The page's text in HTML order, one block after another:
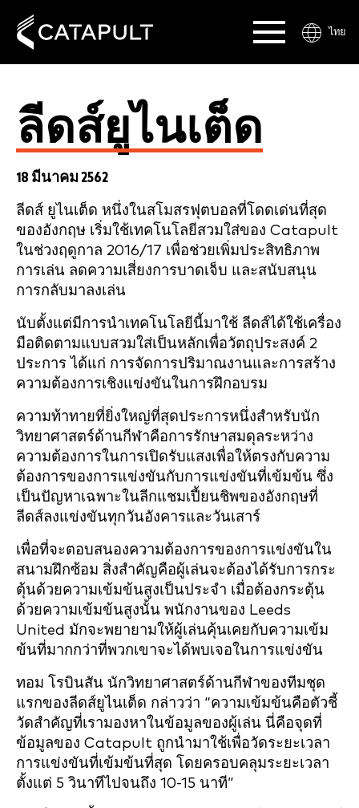
ไทย
ลีดส์ยูไนเต็ด
18 มีนาคม 2562
ลีดส์ ยูไนเต็ด หนึ่งในสโมสรฟุตบอลที่โดดเด่นที่สุด
ของอังกฤษ เริ่มใช้เทคโนโลยีสวมใส่ของ Catapult
ในช่วงฤดูกาล 2016/17 เพื่อช่วยเพิ่มประสิทธิภาพ
การเล่น ลดความเสี่ยงการบาดเจ็บ และสนับสนุน
การกลับมาลงเล่น
นับตั้งแต่มีการนำเทคโนโลยีนี้มาใช้ ลีดส์ได้ใช้เครื่อง
มือติดตามแบบสวมใส่เป็นหลักเพื่อวัตถุประสงค์ 2
ประการ ได้แก่ การจัดการปริมาณงานและการสร้าง
ความต้องการเชิงแข่งขันในการฝึกอบรม
ความท้าทายที่ยิ่งใหญ่ที่สุดประการหนึ่งสำหรับนัก
วิทยาศาสตร์ด้านกีฬาคือการรักษาสมดุลระหว่าง
ความต้องการในการเปิดรับแสงเพื่อให้ตรงกับความ
ต้องการของการแข่งขันกับการแข่งขันที่เข้มข้น ซึ่ง
เป็นปัญหาเฉพาะในลีกแชมเปี้ยนชิพของอังกฤษที่
ลีดส์ลงแข่งขันทุกวันอังคารและวันเสาร์
เพื่อที่จะตอบสนองความต้องการของการแข่งขันใน
สนามฝึกซ้อม สิ่งสำคัญคือผู้เล่นจะต้องได้รับการกระ
ตุ้นด้วยความเข้มข้นสูงเป็นประจำ เมื่อต้องกระตุ้น
ด้วยความเข้มข้นสูงนั้น พนักงานของ Leeds
United มักจะพยายามให้ผู้เล่นคุ้นเคยกับความเข้ม
ข้นที่มากกว่าที่พวกเขาจะได้พบเจอในการแข่งขัน
ทอม โรบินสัน นักวิทยาศาสตร์ด้านกีฬาของทีมชุด
แรกของลีดส์ยูไนเต็ด กล่าวว่า “ความเข้มข้นคือตัวชี้
วัดสำคัญที่เรามองหาในข้อมูลของผู้เล่น นี่คือจุดที่
ข้อมูลของ Catapult ถูกนำมาใช้เพื่อวัดระยะเวลา
การแข่งขันที่เข้มข้นที่สุด โดยครอบคลุมระยะเวลา
ตั้งแต่ 5 วินาทีไปจนถึง 10-15 นาที”